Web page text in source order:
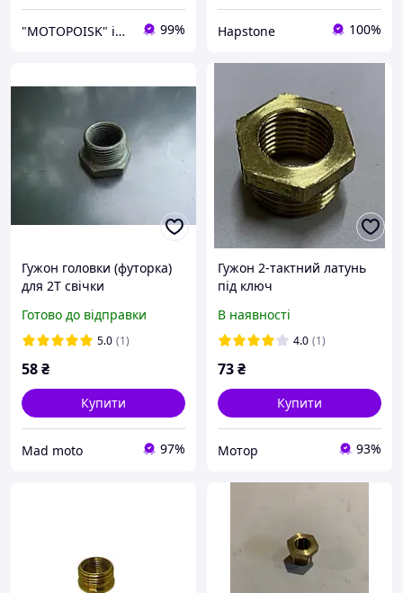
"MOTOPOISK" інтернет-магазин мотозапчастин та аксесуарів 99% Hapstone 100%
Гужон головки (футорка)
для 2T свічки
Готово до відправки
5.0 (1)
58₴
Купити
Mad moto 97%
Гужон 2-тактний латунь
під ключ
В наявності
4.0 (1)
73₴
Купити
Мотор 93%